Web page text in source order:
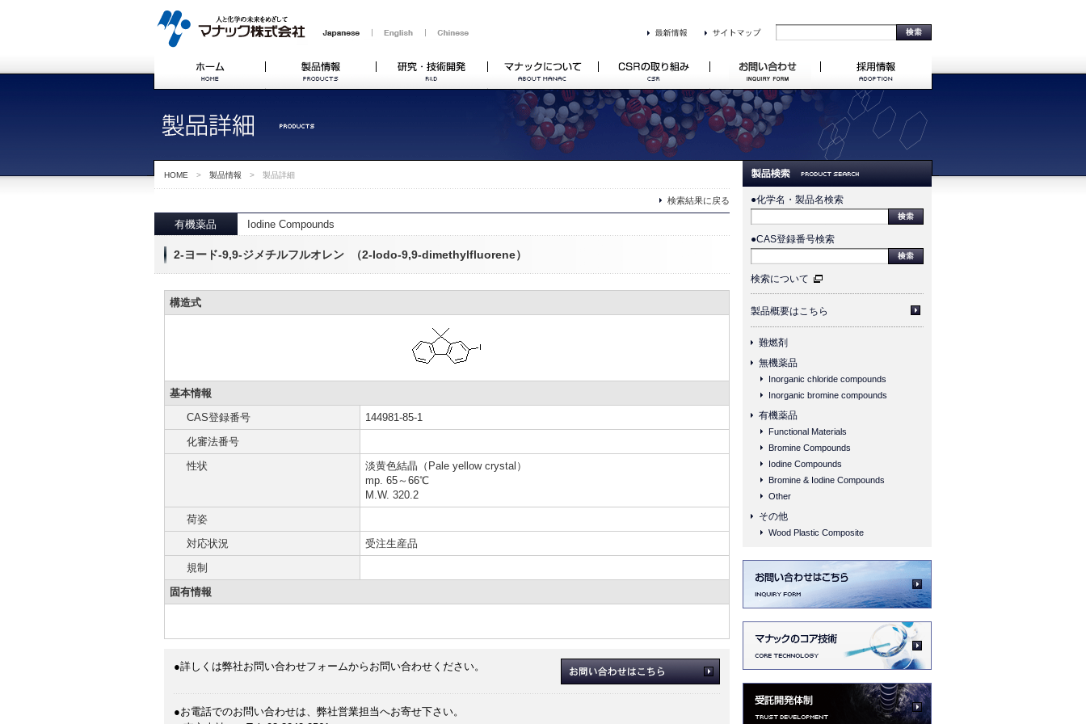
HOME > 製品情報 > 製品詳細
検索結果に戻る
有機薬品 Iodine Compounds
2-ヨード-9,9-ジメチルフルオレン （2-Iodo-9,9-dimethylfluorene）
構造式
基本情報
CAS登録番号 144981-85-1
化審法番号
性状
淡黄色結晶（Pale yellow crystal）
mp. 65～66℃
M.W. 320.2
荷姿
対応状況 受注生産品
規制
固有情報
●詳しくは弊社お問い合わせフォームからお問い合わせください。
●お電話でのお問い合わせは、弊社営業担当へお寄せ下さい。
●化学名・製品名検索
●CAS登録番号検索
検索について
製品概要はこちら
難燃剤
無機薬品
Inorganic chloride compounds
Inorganic bromine compounds
有機薬品
Functional Materials
Bromine Compounds
Iodine Compounds
Bromine & Iodine Compounds
Other
その他
Wood Plastic Composite